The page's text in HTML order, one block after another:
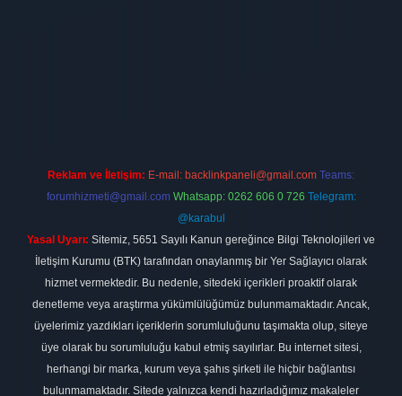
Reklam ve İletişim: E-mail: backlinkpaneli@gmail.com Teams:
forumhizmeti@gmail.com Whatsapp: 0262 606 0 726 Telegram:
@karabul
Yasal Uyarı: Sitemiz, 5651 Sayılı Kanun gereğince Bilgi Teknolojileri ve
İletişim Kurumu (BTK) tarafından onaylanmış bir Yer Sağlayıcı olarak
hizmet vermektedir. Bu nedenle, sitedeki içerikleri proaktif olarak
denetleme veya araştırma yükümlülüğümüz bulunmamaktadır. Ancak,
üyelerimiz yazdıkları içeriklerin sorumluluğunu taşımakta olup, siteye
üye olarak bu sorumluluğu kabul etmiş sayılırlar. Bu internet sitesi,
herhangi bir marka, kurum veya şahıs şirketi ile hiçbir bağlantısı
bulunmamaktadır. Sitede yalnızca kendi hazırladığımız makaleler